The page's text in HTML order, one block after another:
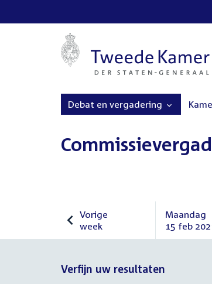
Debat en vergadering
Vorige
week
Vorige
Maandag
15 feb
Maandag
Verfijn uw resultaten